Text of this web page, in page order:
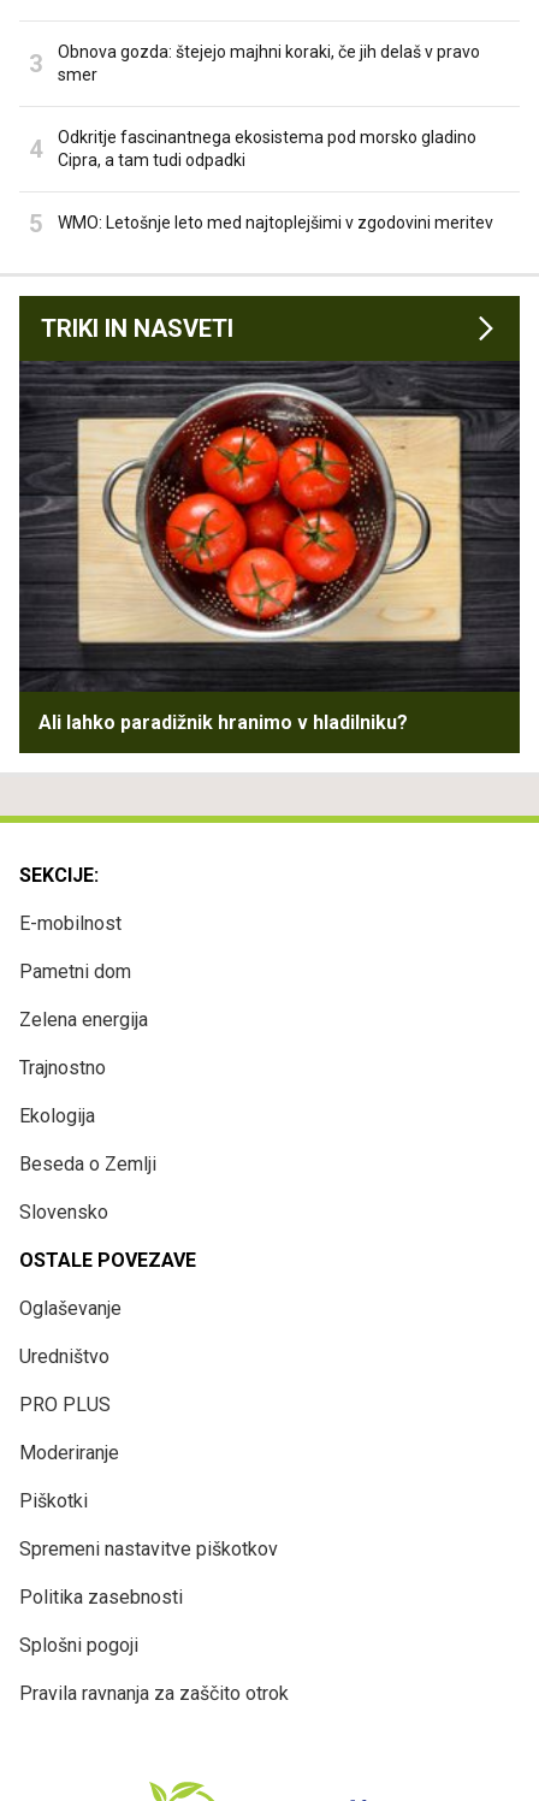
Obnova gozda: štejejo majhni koraki, če jih delaš v pravo
smer
Odkritje fascinantnega ekosistema pod morsko gladino
Cipra, a tam tudi odpadki
WMO: Letošnje leto med najtoplejšimi v zgodovini meritev
TRIKI IN NASVETI
Ali lahko paradižnik hranimo v hladilniku?
SEKCIJE:
E-mobilnost
Pametni dom
Zelena energija
Trajnostno
Ekologija
Beseda o Zemlji
Slovensko
OSTALE POVEZAVE
Oglaševanje
Uredništvo
PRO PLUS
Moderiranje
Piškotki
Spremeni nastavitve piškotkov
Politika zasebnosti
Splošni pogoji
Pravila ravnanja za zaščito otrok